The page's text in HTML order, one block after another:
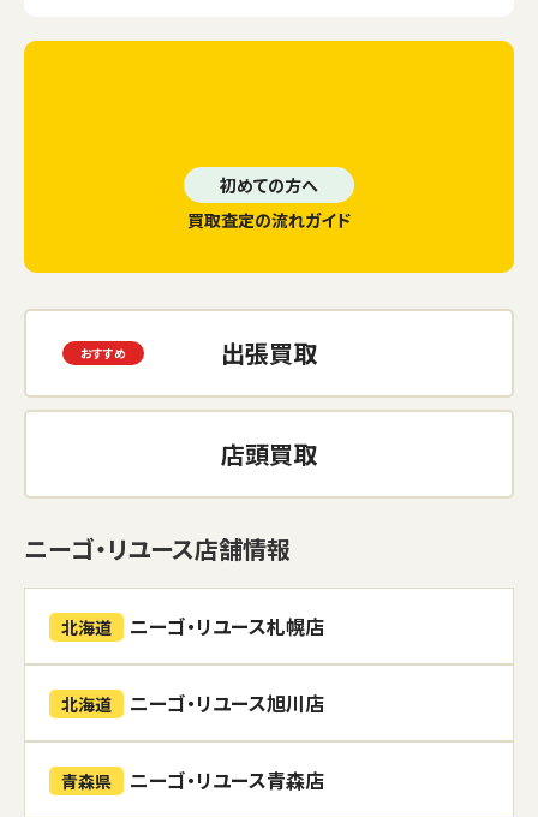
初めての方へ
買取査定の流れガイド
出張買取
店頭買取
ニーゴ・リユース店舗情報
北海道 ニーゴ・リユース札幌店
北海道 ニーゴ・リユース旭川店
青森県 ニーゴ・リユース青森店